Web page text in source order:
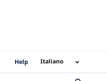
Help Italiano